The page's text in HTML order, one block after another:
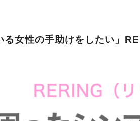
る女性の手助けをしたい」